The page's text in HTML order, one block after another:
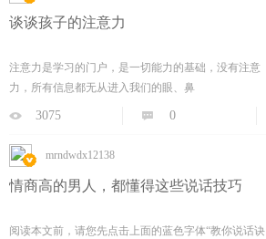
谈谈孩子的注意力
注意力是学习的门户，是一切能力的基础，没有注意
力，所有信息都无从进入我们的眼、鼻
3075 0
mrndwdx12138
情商高的男人，都懂得这些说话技巧
阅读本文前，请您先点击上面的蓝色字体“教你说话诀